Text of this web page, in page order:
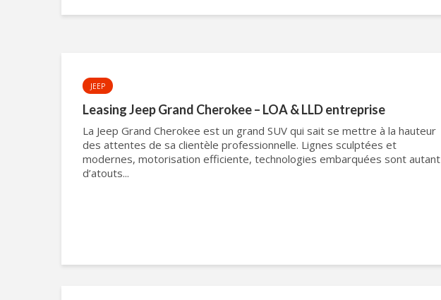
JEEP
Leasing Jeep Grand Cherokee – LOA & LLD entreprise
La Jeep Grand Cherokee est un grand SUV qui sait se mettre à la hauteur
des attentes de sa clientèle professionnelle. Lignes sculptées et
modernes, motorisation efficiente, technologies embarquées sont autant
d’atouts...